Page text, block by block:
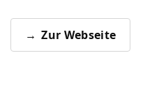
Zur Webseite